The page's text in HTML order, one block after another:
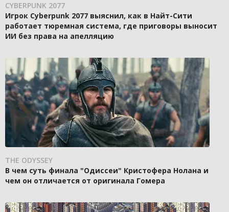
CYBERPUNK 2077
Игрок Cyberpunk 2077 выяснил, как в Найт-Сити
работает тюремная система, где приговоры выносит
ИИ без права на апелляцию
THE ODYSSEY
В чем суть финала "Одиссеи" Кристофера Нолана и
чем он отличается от оригинала Гомера